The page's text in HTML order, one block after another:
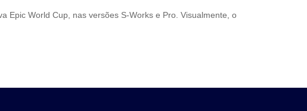
Epic World Cup, nas versões S-Works e Pro. Visualmente, o